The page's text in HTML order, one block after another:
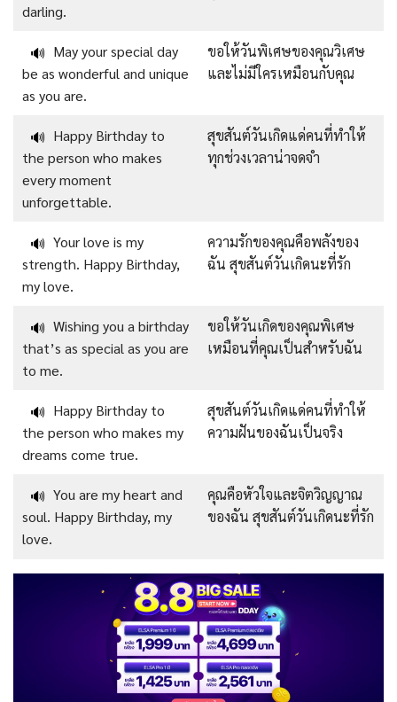
darling.
🔊 May your special day
be as wonderful and unique
as you are.
ขอให้วันพิเศษของคุณวิเศษ
และไม่มีใครเหมือนกับคุณ
🔊 Happy Birthday to
the person who makes
every moment
unforgettable.
สุขสันต์วันเกิดแด่คนที่ทำให้
ทุกช่วงเวลาน่าจดจำ
🔊 Your love is my
strength. Happy Birthday,
my love.
ความรักของคุณคือพลังของ
ฉัน สุขสันต์วันเกิดนะที่รัก
🔊 Wishing you a birthday
that’s as special as you are
to me.
ขอให้วันเกิดของคุณพิเศษ
เหมือนที่คุณเป็นสำหรับฉัน
🔊 Happy Birthday to
the person who makes my
dreams come true.
สุขสันต์วันเกิดแด่คนที่ทำให้
ความฝันของฉันเป็นจริง
🔊 You are my heart and
soul. Happy Birthday, my
love.
คุณคือหัวใจและจิตวิญญาณ
ของฉัน สุขสันต์วันเกิดนะที่รัก